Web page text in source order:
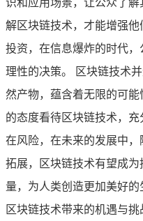
解区块链技术，才能增强
投资，在信息爆炸的时代
理性的决策。 区块链技术
然产物，蕴含着无限的可
的态度看待区块链技术，
在风险，在未来的发展中
拓展，区块链技术有望成
量，为人类创造更加美好
区块链技术带来的机遇与挑